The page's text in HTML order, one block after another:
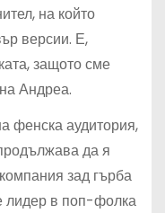
на който
версии. Е,
защото сме
Андреа.
фенска аудитория,
да я
зад гърба
лидер в поп-фолка